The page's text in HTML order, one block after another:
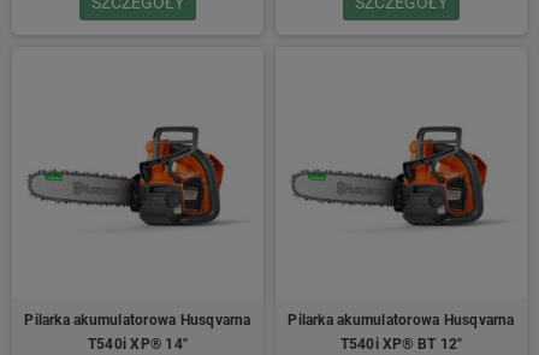
Pilarka akumulatorowa Husqvarna
T540i XP® 14″
Pilarka akumulatorowa Husqvarna
T540i XP® BT 12″